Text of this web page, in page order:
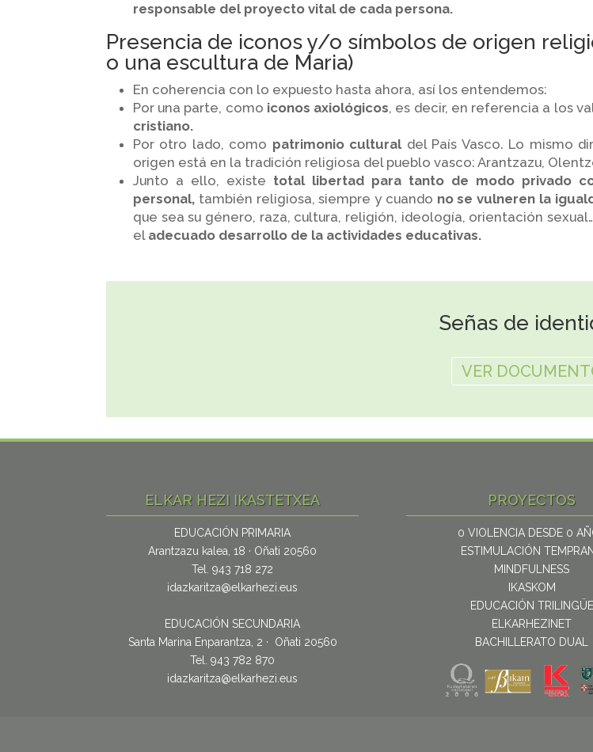
responsable del proyecto vital de cada persona.
Presencia de iconos y/o símbolos de origen
o una escultura de Maria)
En coherencia con lo expuesto hasta ahora, así los entendemos:
Por una parte, como iconos axiológicos, es decir, en referencia a los
cristiano.
Por otro lado, como patrimonio culturaldel País Vasco. Lo mismo
origen está en la tradición religiosa del pueblo vasco: Arantzazu,
Junto a ello, existe total libertad para tanto de modo privado
personal, también religiosa, siempre y cuando no se vulneren la
que sea su género, raza, cultura, religión, ideología, orientación
el adecuado desarrollo de la actividades educativas.
Señas de
VER
ELKAR HEZI IKASTETXEA
EDUCACIÓN PRIMARIA
Arantzazu kalea, 18 · Oñati 20560
Tel. 943 718 272
idazkaritza@elkarhezi.eus
EDUCACIÓN SECUNDARIA
Santa Marina Enparantza, 2 · Oñati 20560
Tel. 943 782 870
idazkaritza@elkarhezi.eus
PROYECTOS
0 VIOLENCIA DESDE 0
ESTIMULACIÓN
MINDFULNESS
IKASKOM
EDUCACIÓN TRILINGÜE
ELKARHEZINET
BACHILLERATO DUAL